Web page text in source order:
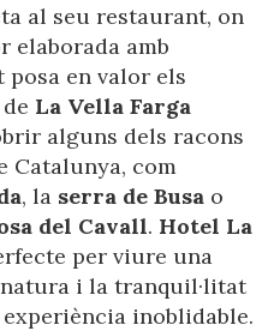
al seu restaurant, on
elaborada amb
en valor els
La Vella Farga
alguns dels racons
Catalunya, com
, la serra de Busa o
del Cavall. Hotel La
per viure una
i la tranquil·litat
inoblidable.
Sempre activades
pròpies per recopilar
els nostres serveis.
de la instal·lació
possibilitat de configurar el
impedir que siguin
que haurà de tenir en
ocasionar dificultats de